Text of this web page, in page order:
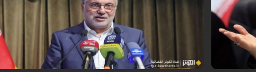
تُعدّ المراكز العلاجية في شيراز، بدعم من كفاءاتها المتخصّصة وتقنياتها الحديثة،
وجهةً للمرضى من داخل إيران وخارجها.